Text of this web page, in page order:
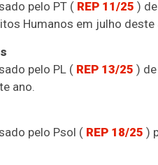
pelo PT ( REP 11/25 )
Humanos em julho deste
pelo PL ( REP 13/25 )
ano.
pelo Psol ( REP 18/25 )